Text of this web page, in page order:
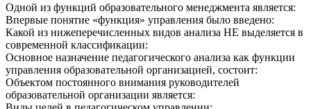
Одной из функций образовательного менеджмента является:
Впервые понятие «функция» управления было введено:
Какой из нижеперечисленных видов анализа НЕ выделяется в
современной классификации:
Основное назначение педагогического анализа как функции
управления образовательной организацией, состоит:
Объектом постоянного внимания руководителей
образовательной организации является: